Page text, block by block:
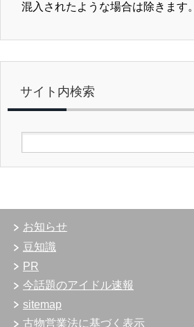
混入されたような場合は除きます。
サイト内検索
お知らせ
豆知識
PR
今話題のアイドル速報
sitemap
古物営業法に基づく表示